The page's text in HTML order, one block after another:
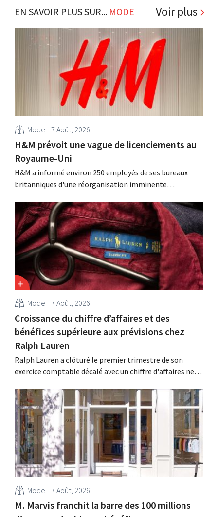
EN SAVOIR PLUS SUR... MODE Voir plus
Mode 7 Août, 2026
H&M prévoit une vague de licenciements au
Royaume-Uni
H&M a informé environ 250 employés de ses bureaux
britanniques d'une réorganisation imminente
Cette restructuration fait suite à des mesures prises
précédemment aux Pays-Bas, en Belgique et en Espagne,
qui avaient déjà entraîné la suppression de centaines
d'emplois.
Mode 7 Août, 2026
Croissance du chiffre d’affaires et des
bénéfices supérieure aux prévisions chez
Ralph Lauren
Ralph Lauren a clôturé le premier trimestre de son
exercice comptable décalé avec un chiffre d'affaires net
soit une hausse de 14 % par rapport à l'année
précédente. Fort de ce démarrage supérieur aux
attentes, le groupe revoit également à la...
Mode 7 Août, 2026
M. Marvis franchit la barre des 100 millions